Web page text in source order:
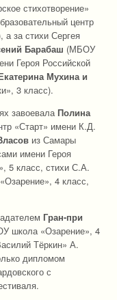
стихотворение»
центр
а за стихи Сергея
Барабаш (МБОУ
Героя Российской
Мухина и
3 класс).
завоевала Полина
«Старт» имени К.Д.
из Самары
имени Героя
5 класс, стихи С.А.
4 класс,
Гран-при
школа «Озарение», 4
Тёркин» А.
дипломом
с